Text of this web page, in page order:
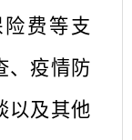
费等支
、疫情防
以及其他